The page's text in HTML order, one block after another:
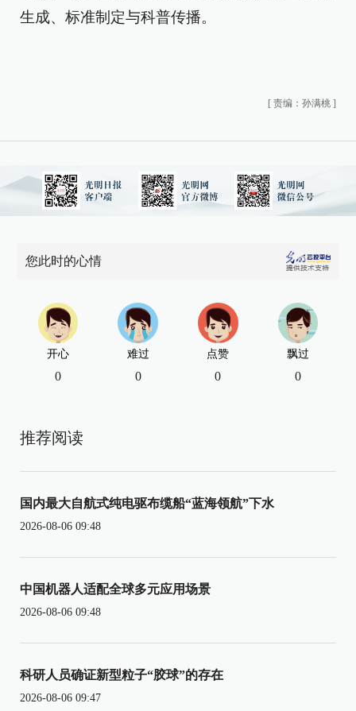
生成、标准制定与科普传播。
[ 责编：孙满桃 ]
您此时的心情
开心
0
难过
0
点赞
0
飘过
0
推荐阅读
国内最大自航式纯电驱布缆船“蓝海领航”下水
2026-08-06 09:48
中国机器人适配全球多元应用场景
2026-08-06 09:48
科研人员确证新型粒子“胶球”的存在
2026-08-06 09:47